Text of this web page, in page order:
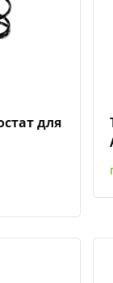
сравнению
Добавить в избранное
для